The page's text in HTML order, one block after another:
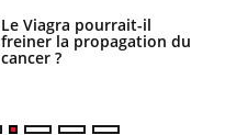
Le Viagra pourrait-il
freiner la propagation du
cancer ?
Le smartphone nuit-il à
l'apprentissage de la
lecture ?